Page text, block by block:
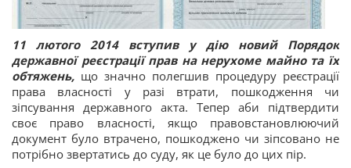
11 лютого 2014 вступив у дію новий Порядок
державної реєстрації прав на нерухоме майно та їх
обтяжень, що значно полегшив процедуру реєстрації
права власності у разі втрати, пошкодження чи
зіпсування державного акта. Тепер аби підтвердити
своє право власності, якщо правовстановлюючий
документ було втрачено, пошкоджено чи зіпсовано не
потрібно звертатись до суду, як це було до цих пір.